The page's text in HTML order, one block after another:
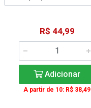
R$ 44,99
Adicionar
A partir de 10: R$ 38,49